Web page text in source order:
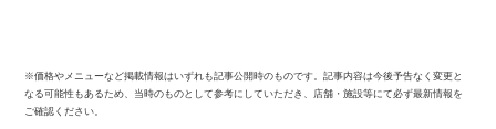
※価格やメニューなど掲載情報はいずれも記事公開時のものです。記事内容は今後予告なく変更と
なる可能性もあるため、当時のものとして参考にしていただき、店舗・施設等にて必ず最新情報を
ご確認ください。